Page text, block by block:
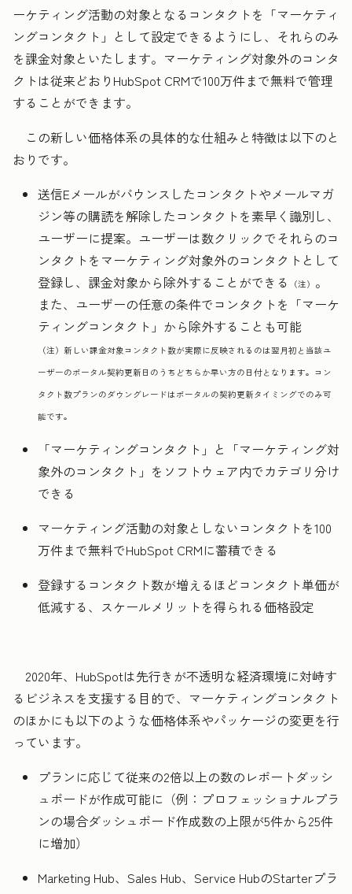
ーケティング活動の対象となるコンタクトを「マーケティ
ングコンタクト」として設定できるようにし、それらのみ
を課金対象といたします。マーケティング対象外のコンタ
クトは従来どおりHubSpot CRMで100万件まで無料で管理
することができます。
この新しい価格体系の具体的な仕組みと特徴は以下のと
おりです。
送信Eメールがバウンスしたコンタクトやメールマガ
ジン等の購読を解除したコンタクトを素早く識別し、
ユーザーに提案。ユーザーは数クリックでそれらのコ
ンタクトをマーケティング対象外のコンタクトとして
登録し、課金対象から除外することができる
（注） 。
また、ユーザーの任意の条件でコンタクトを「マーケ
ティングコンタクト」から除外することも可能
（注）新しい課金対象コンタクト数が実際に反映されるのは翌月初と当該ユ
ーザーのポータル契約更新日のうちどちらか早い方の日付となります。コン
タクト数プランのダウングレードはポータルの契約更新タイミングでのみ可
能です。
「マーケティングコンタクト」と「マーケティング対
象外のコンタクト」をソフトウェア内でカテゴリ分け
できる
マーケティング活動の対象としないコンタクトを100
万件まで無料でHubSpot CRMに蓄積できる
登録するコンタクト数が増えるほどコンタクト単価が
低減する、スケールメリットを得られる価格設定
2020年、HubSpotは先行きが不透明な経済環境に対峙す
るビジネスを支援する目的で、マーケティングコンタクト
のほかにも以下のような価格体系やパッケージの変更を行
っています。
プランに応じて従来の2倍以上の数のレポートダッシ
ュボードが作成可能に（例：プロフェッショナルプラ
ンの場合ダッシュボード作成数の上限が5件から25件
に増加）
Marketing Hub、Sales Hub、Service HubのStarterプラ